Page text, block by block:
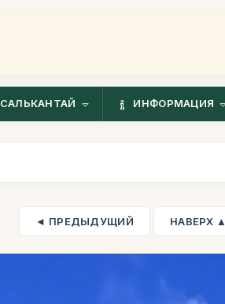
САЛЬКАНТАЙ ИНФОРМАЦИЯ
◄ ПРЕДЫДУЩИЙ НАВЕРХ ▲